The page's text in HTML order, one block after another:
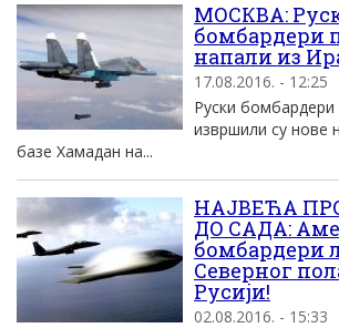
МОСКВА:
бомбардери
напали из
17.08.2016. - 12:25
Руски бомбардери
извршили су нове
базе Хамадан на...
НАЈВЕЋА
ДО САДА:
бомбардери
Северног
Русији!
02.08.2016. - 15:33